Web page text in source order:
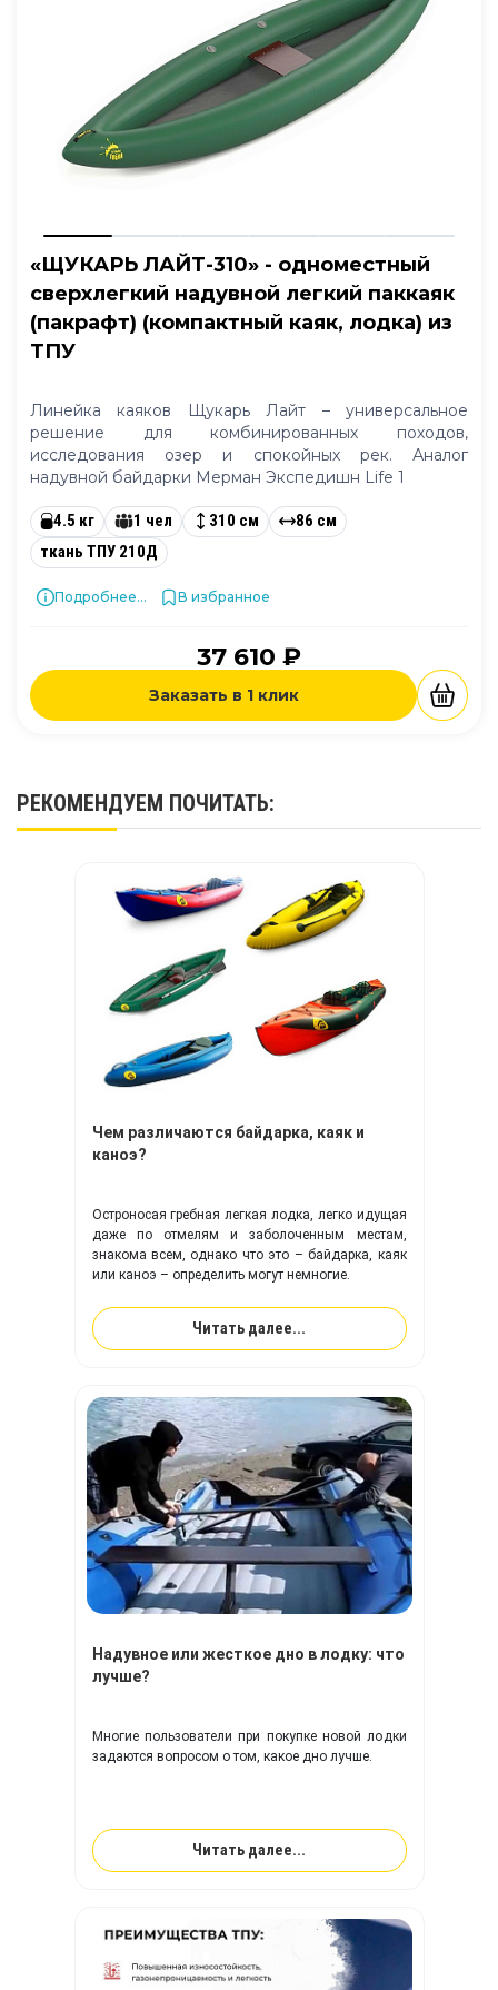
«ЩУКАРЬ ЛАЙТ-310» - одноместный
сверхлегкий надувной легкий паккаяк
(пакрафт) (компактный каяк, лодка) из
ТПУ
Линейка каяков Щукарь Лайт – универсальное
решение для комбинированных походов,
исследования озер и спокойных рек. Аналог
надувной байдарки Мерман Экспедишн Life 1
4.5 кг 1 чел 310 см
86 см
ткань ТПУ 210Д
Подробнее... В избранное
37 610 ₽
Заказать в 1 клик
РЕКОМЕНДУЕМ ПОЧИТАТЬ:
Чем различаются байдарка, каяк и
каноэ?
Остроносая гребная легкая лодка, легко идущая
даже по отмелям и заболоченным местам,
знакома всем, однако что это – байдарка, каяк
или каноэ – определить могут немногие.
Читать далее...
Надувное или жесткое дно в лодку: что
лучше?
Многие пользователи при покупке новой лодки
задаются вопросом о том, какое дно лучше.
Читать далее...